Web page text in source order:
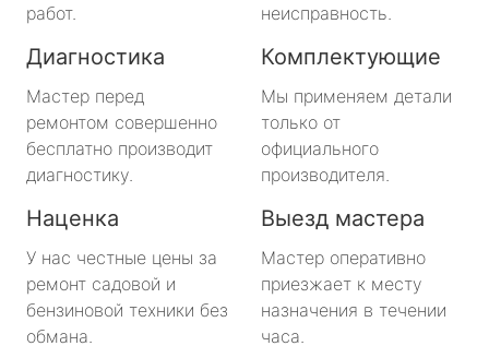
работ.
неисправность.
Диагностика
Мастер перед
ремонтом совершенно
бесплатно производит
диагностику.
Комплектующие
Мы применяем детали
только от
официального
производителя.
Наценка
У нас честные цены за
ремонт садовой и
бензиновой техники без
обмана.
Выезд мастера
Мастер оперативно
приезжает к месту
назначения в течении
часа.